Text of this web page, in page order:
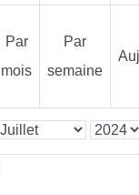
Par
mois
Par
semaine